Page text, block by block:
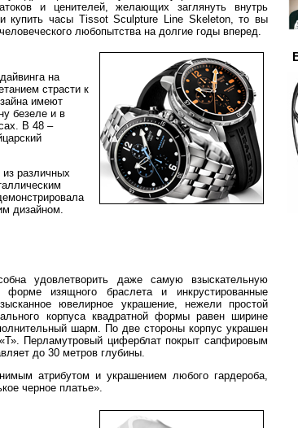
и ценителей, желающих заглянуть внутрь
купить часы Tissot Sculpture Line Skeleton, то вы
любопытства на долгие годы вперед.
на
страсти к
имеют
безеле и в
В 48 –
различных
дизайном.
удовлетворить даже самую взыскательную
изящного браслета и инкрустированные
ювелирное украшение, нежели простой
корпуса квадратной формы равен ширине
шарм. По две стороны корпус украшен
Перламутровый циферблат покрыт сапфировым
до 30 метров глубины.
атрибутом и украшением любого гардероба,
черное платье».